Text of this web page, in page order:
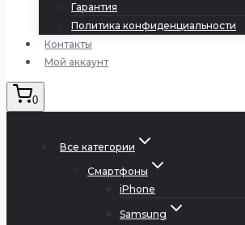
Гарантия
Политика конфиденциальности
Контакты
Мой аккаунт
0
Все категории
Смартфоны
iPhone
Samsung